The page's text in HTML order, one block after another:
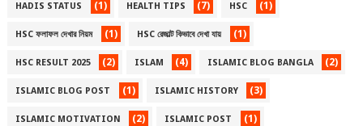
HADIS STATUS (1) HEALTH TIPS (7) HSC (1)
HSC ফলাফল দেখার নিয়ম (1) HSC রেজাল্ট কিভাবে দেখা যায় (1)
HSC RESULT 2025 (2) ISLAM (4) ISLAMIC BLOG BANGLA (2)
ISLAMIC BLOG POST (1) ISLAMIC HISTORY (3)
ISLAMIC MOTIVATION (2) ISLAMIC POST (1)